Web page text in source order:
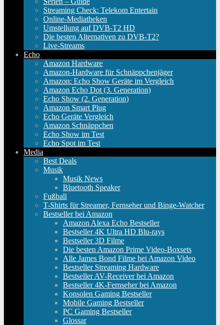
Streaming Check: Telekom Entertain
Online-Mediatheken
Umstellung auf DVB-T2 HD
Die besten Alternativen zu DVB-T2?
Live-Streams
Echo
Amazon Hardware
Amazon-Hardware für Schnäppchenjäger
Amazon: Echo Show Geräte im Vergleich
Amazon Echo Dot (3. Generation)
Echo Show (2. Generation)
Amazon Smart Plug
Echo Geräte Vergleich
Amazon Schnäppchen
Echo Show im Test
Echo Spot im Test
Media
Best Deals
Musik
Musik News
Bluetooth Speaker
Fußball
T-Shirts für Streamer, Fernseher und Binge-Watcher
Bestseller bei Amazon
Amazon Alexa Echo Bestseller
Bestseller 4K Ultra HD Blu-rays
Bestseller 3D Filme
Die besten Amazon Prime Video-Boxsets
Alle James Bond Filme bei Amazon Video
Bestseller Streaming Hardware
Bestseller AV-Receiver bei Amazon
Bestseller 4K-Fernseher bei Amazon
Konsolen Gaming Bestseller
Mobile Gaming Bestseller
PC Gaming Bestseller
Glossar